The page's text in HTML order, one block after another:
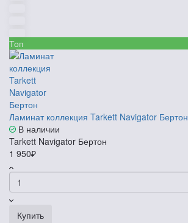
Топ
Ламинат коллекция Tarkett Navigator Бертон
В наличии
Tarkett Navigator Бертон
1 950₽
Купить